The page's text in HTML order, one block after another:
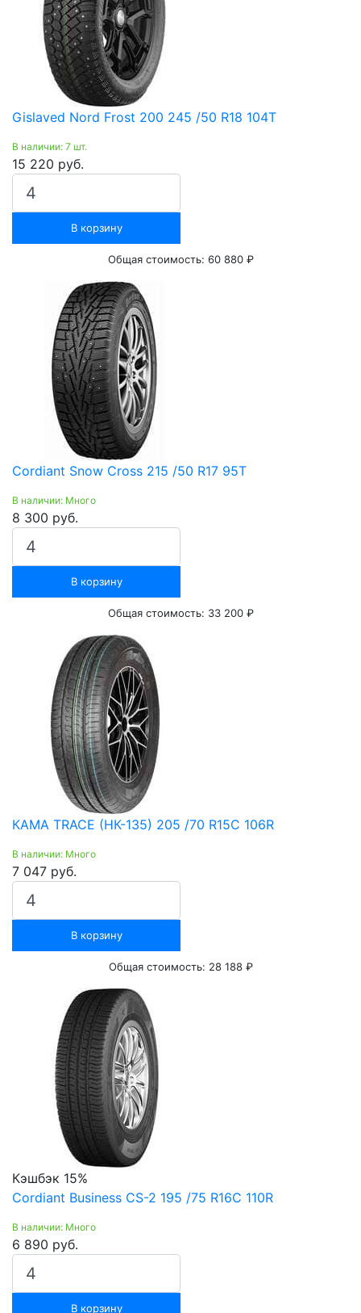
Gislaved Nord Frost 200 245 /50 R18 104T
В наличии: 7 шт.
15 220 руб.
В корзину
Общая стоимость: 60 880 ₽
Cordiant Snow Cross 215 /50 R17 95T
В наличии: Много
8 300 руб.
В корзину
Общая стоимость: 33 200 ₽
КАМА TRACE (НК-135) 205 /70 R15С 106R
В наличии: Много
7 047 руб.
В корзину
Общая стоимость: 28 188 ₽
Кэшбэк 15%
Cordiant Business CS-2 195 /75 R16С 110R
В наличии: Много
6 890 руб.
В корзину